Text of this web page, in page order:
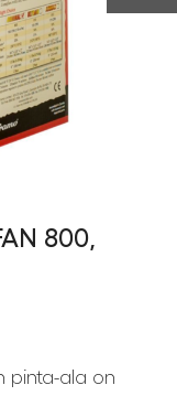
800,
pinta-ala on